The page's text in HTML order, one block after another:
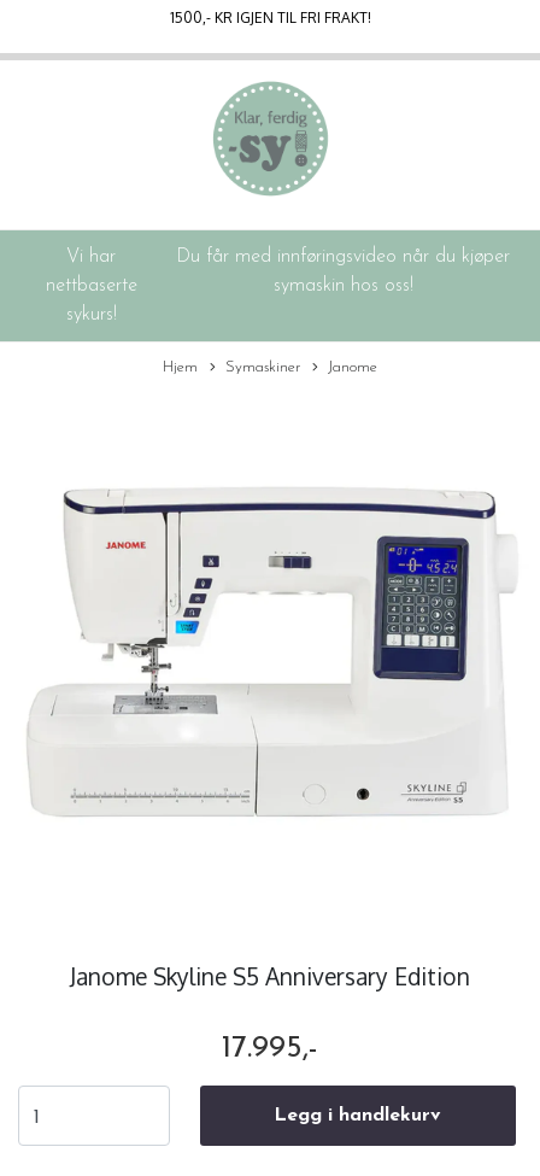
1500,- KR IGJEN TIL FRI FRAKT!
Vi har
nettbaserte
sykurs!
Du får med innføringsvideo når du kjøper
symaskin hos oss!
Hjem Symaskiner Janome
Janome Skyline S5 Anniversary Edition
17.995,-
Legg i handlekurv